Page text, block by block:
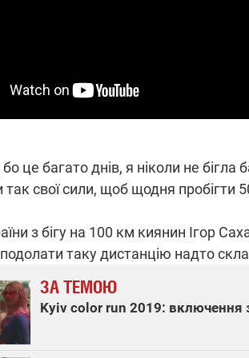
це багато днів, я ніколи не бігла
так свої сили, щоб щодня пробігти
з бігу на 100 км киянин Ігор
таку дистанцію надто
ЗА ТЕМОЮ
Kyiv color run 2019: включення
збір коштів на потреби